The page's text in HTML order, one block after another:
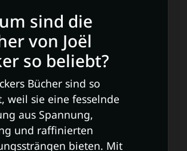
sind die
von Joël
so beliebt?
Bücher sind so
weil sie eine fesselnde
aus Spannung,
und raffinierten
bieten. Mit